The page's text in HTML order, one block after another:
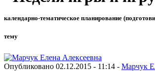
календарно-тематическое планирование
тему
Опубликовано 02.12.2015 - 11:14 - Марчук